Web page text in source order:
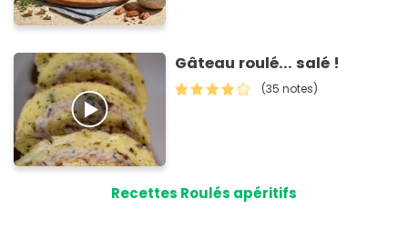
Gâteau roulé... salé !
(35 notes)
Recettes Roulés apéritifs